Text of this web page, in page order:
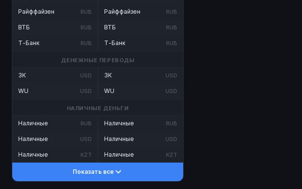
Райффайзен RUB
ВТБ RUB
Т-Банк RUB
Райффайзен RUB
ВТБ RUB
Т-Банк RUB
ДЕНЕЖНЫЕ ПЕРЕВОДЫ
ЗК USD
WU USD
ЗК USD
WU USD
НАЛИЧНЫЕ ДЕНЬГИ
Наличные RUB
Наличные USD
Наличные KZT
Наличные RUB
Наличные USD
Наличные KZT
Показать все